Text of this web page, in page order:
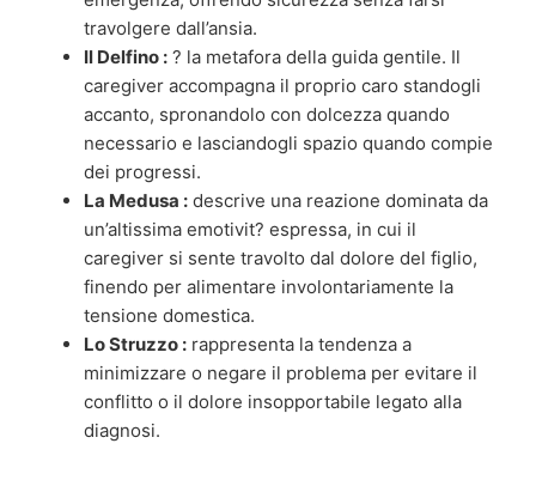
travolgere dall’ansia.
Il Delfino : ? la metafora della guida gentile. Il
caregiver accompagna il proprio caro standogli
accanto, spronandolo con dolcezza quando
necessario e lasciandogli spazio quando compie
dei progressi.
La Medusa : descrive una reazione dominata da
un’altissima emotivit? espressa, in cui il
caregiver si sente travolto dal dolore del figlio,
finendo per alimentare involontariamente la
tensione domestica.
Lo Struzzo : rappresenta la tendenza a
minimizzare o negare il problema per evitare il
conflitto o il dolore insopportabile legato alla
diagnosi.